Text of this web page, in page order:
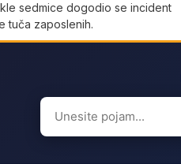
sedmice dogodio se incident
tuča zaposlenih.
Search
for: